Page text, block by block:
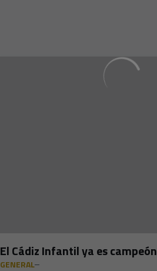
El Cádiz Infantil ya es campeón
GENERAL